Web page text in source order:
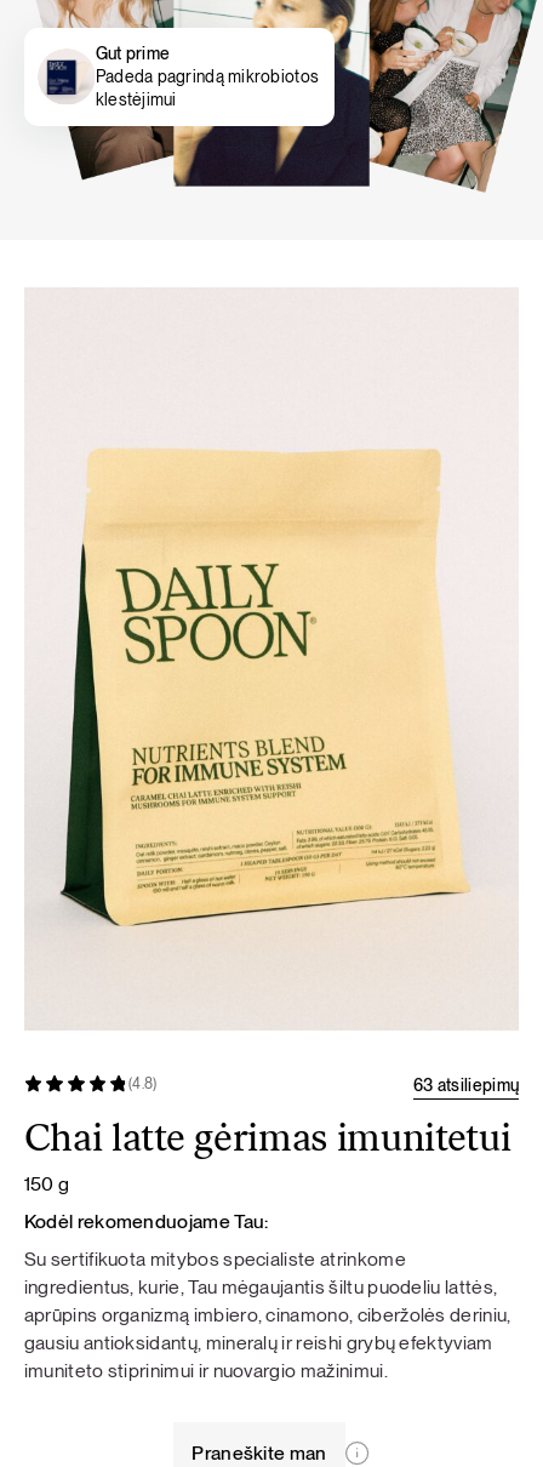
Gut prime
Padeda pagrindą mikrobiotos
klestėjimui
(4.8) 63 atsiliepimų
Chai latte gėrimas imunitetui
150 g
Kodėl rekomenduojame Tau:
Su sertifikuota mitybos specialiste atrinkome
ingredientus, kurie, Tau mėgaujantis šiltu puodeliu lattės,
aprūpins organizmą imbiero, cinamono, ciberžolės deriniu,
gausiu antioksidantų, mineralų ir reishi grybų efektyviam
imuniteto stiprinimui ir nuovargio mažinimui.
Praneškite man